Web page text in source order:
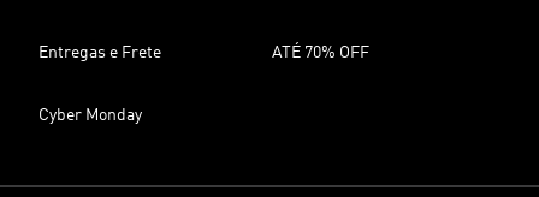
Entregas e Frete ATÉ 70% OFF
Cyber Monday